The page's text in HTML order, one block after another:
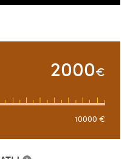
2000€
10000 €